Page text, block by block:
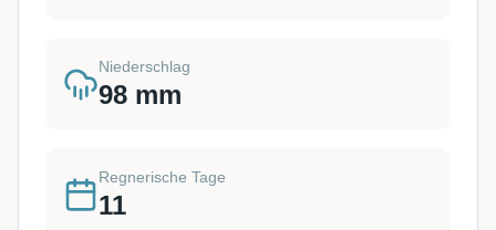
Niederschlag
98 mm
Regnerische Tage
11